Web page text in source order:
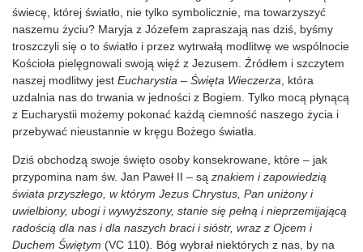
świecę, której światło, nie tylko symbolicznie, ma towarzyszyć
naszemu życiu? Maryja z Józefem zapraszają nas dziś, byśmy
troszczyli się o to światło i przez wytrwałą modlitwę we wspólnocie
Kościoła pielęgnowali swoją więź z Jezusem. Źródłem i szczytem
naszej modlitwy jest Eucharystia – Święta Wieczerza , która
uzdalnia nas do trwania w jedności z Bogiem. Tylko mocą płynącą
z Eucharystii możemy pokonać każdą ciemność naszego życia i
przebywać nieustannie w kręgu Bożego światła.
Dziś obchodzą swoje święto osoby konsekrowane, które – jak
przypomina nam św. Jan Paweł II – są znakiem i zapowiedzią
świata przyszłego, w którym Jezus Chrystus, Pan uniżony i
uwielbiony, ubogi i wywyższony, stanie się pełną i nieprzemijającą
radością dla nas i dla naszych braci i sióstr, wraz z Ojcem i
Duchem Świętym (VC 110)
Bóg wybrał niektórych z nas, by na